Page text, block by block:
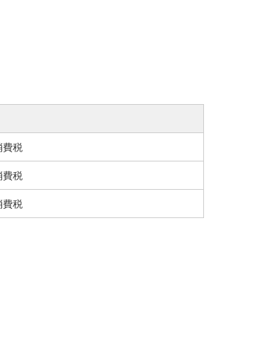
費税
費税
費税